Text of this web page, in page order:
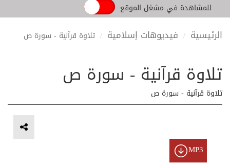
للمشاهدة في مشغل الموقع
الرئيسية فيديوهات إسلامية تلاوة قرآنية - سورة ص
تلاوة قرآنية - سورة ص
تلاوة قرآنية - سورة ص
MP3